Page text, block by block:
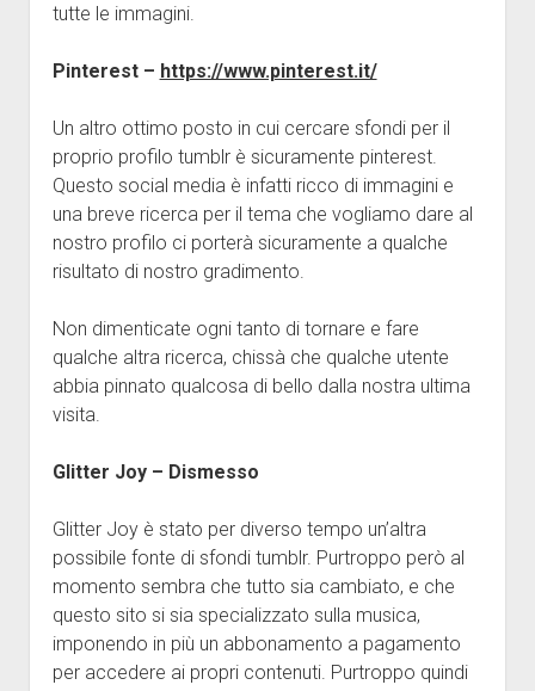
tutte le immagini.
Pinterest – https://www.pinterest.it/
Un altro ottimo posto in cui cercare sfondi per il
proprio profilo tumblr è sicuramente pinterest.
Questo social media è infatti ricco di immagini e
una breve ricerca per il tema che vogliamo dare al
nostro profilo ci porterà sicuramente a qualche
risultato di nostro gradimento.
Non dimenticate ogni tanto di tornare e fare
qualche altra ricerca, chissà che qualche utente
abbia pinnato qualcosa di bello dalla nostra ultima
visita.
Glitter Joy – Dismesso
Glitter Joy è stato per diverso tempo un’altra
possibile fonte di sfondi tumblr. Purtroppo però al
momento sembra che tutto sia cambiato, e che
questo sito si sia specializzato sulla musica,
imponendo in più un abbonamento a pagamento
per accedere ai propri contenuti. Purtroppo quindi